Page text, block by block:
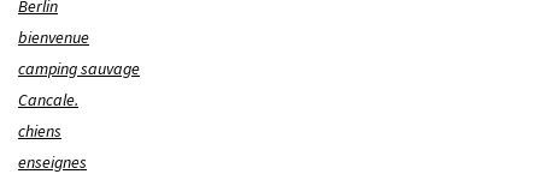
Berlin
bienvenue
camping sauvage
Cancale.
chiens
enseignes